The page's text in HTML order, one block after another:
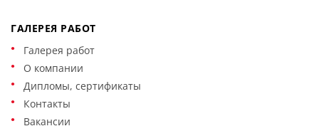
ГАЛЕРЕЯ РАБОТ
Галерея работ
О компании
Дипломы, сертификаты
Контакты
Вакансии